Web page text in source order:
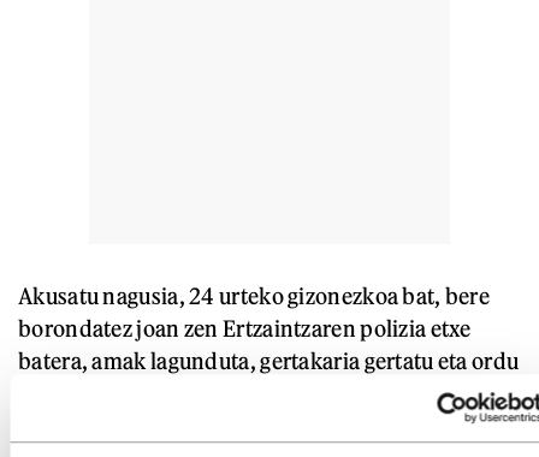
Akusatu nagusia, 24 urteko gizonezkoa bat, bere
borondatez joan zen Ertzaintzaren polizia etxe
batera, amak lagunduta, gertakaria gertatu eta ordu
batzuetara. Ordurako, Donostiako Udaltzaingoak
26 urteko beste gizon bat eta 28 urteko emakume